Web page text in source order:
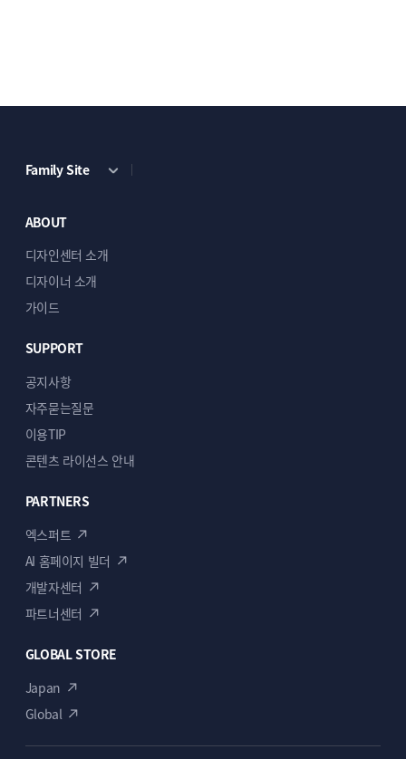
Family Site
ABOUT
디자인센터 소개
디자이너 소개
가이드
SUPPORT
공지사항
자주묻는질문
이용TIP
콘텐츠 라이선스 안내
PARTNERS
엑스퍼트
AI 홈페이지 빌더
개발자센터
파트너센터
GLOBAL STORE
Japan
Global